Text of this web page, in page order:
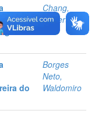
Chang,
Roberto
do
Borges
Neto,
Waldomiro